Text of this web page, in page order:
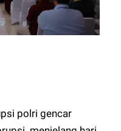
polri gencar